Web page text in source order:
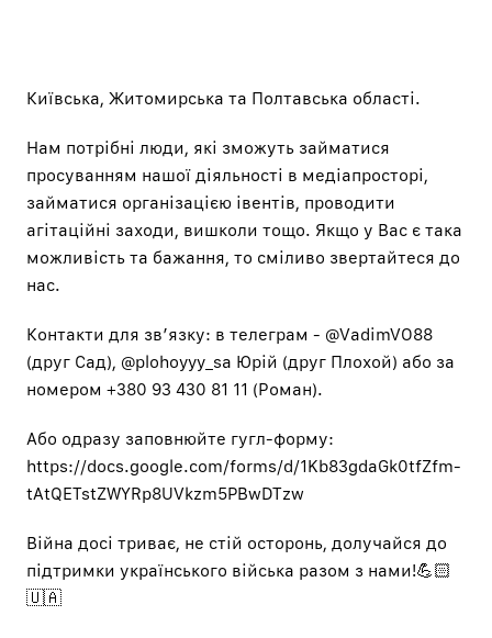
Київська, Житомирська та Полтавська області.
Нам потрібні люди, які зможуть займатися
просуванням нашої діяльності в медіапросторі,
займатися організацією івентів, проводити
агітаційні заходи, вишколи тощо. Якщо у Вас є така
можливість та бажання, то сміливо звертайтеся до
нас.
Контакти для звʼязку: в телеграм - @VadimVO88
(друг Сад), @plohoyyy_sa Юрій (друг Плохой) або за
номером +380 93 430 81 11 (Роман).
Або одразу заповнюйте гугл-форму:
https://docs.google.com/forms/d/1Kb83gdaGk0tfZfm-
tAtQETstZWYRp8UVkzm5PBwDTzw
Війна досі триває, не стій осторонь, долучайся до
підтримки українського війська разом з нами!💪🏻
🇺🇦